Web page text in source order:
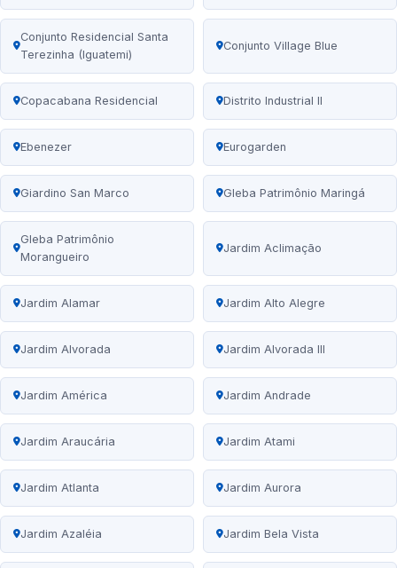
Conjunto Residencial Santa
Terezinha (Iguatemi)
Conjunto Village Blue
Copacabana Residencial Distrito Industrial II
Ebenezer Eurogarden
Giardino San Marco Gleba Patrimônio Maringá
Gleba Patrimônio
Morangueiro
Jardim Aclimação
Jardim Alamar Jardim Alto Alegre
Jardim Alvorada Jardim Alvorada III
Jardim América Jardim Andrade
Jardim Araucária Jardim Atami
Jardim Atlanta Jardim Aurora
Jardim Azaléia Jardim Bela Vista